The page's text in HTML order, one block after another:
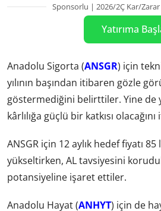
Sponsorlu | 2026/2Ç Kar/Zarar
Yatırıma
Anadolu Sigorta (ANSGR) için
yılının başından itibaren gözle
göstermediğini belirttiler. Yine de
kârlılığa güçlü bir katkısı
ANSGR için 12 aylık hedef fiyatı
yükseltirken, AL tavsiyesini
potansiyeline işaret ettiler.
Anadolu Hayat (ANHYT) için de